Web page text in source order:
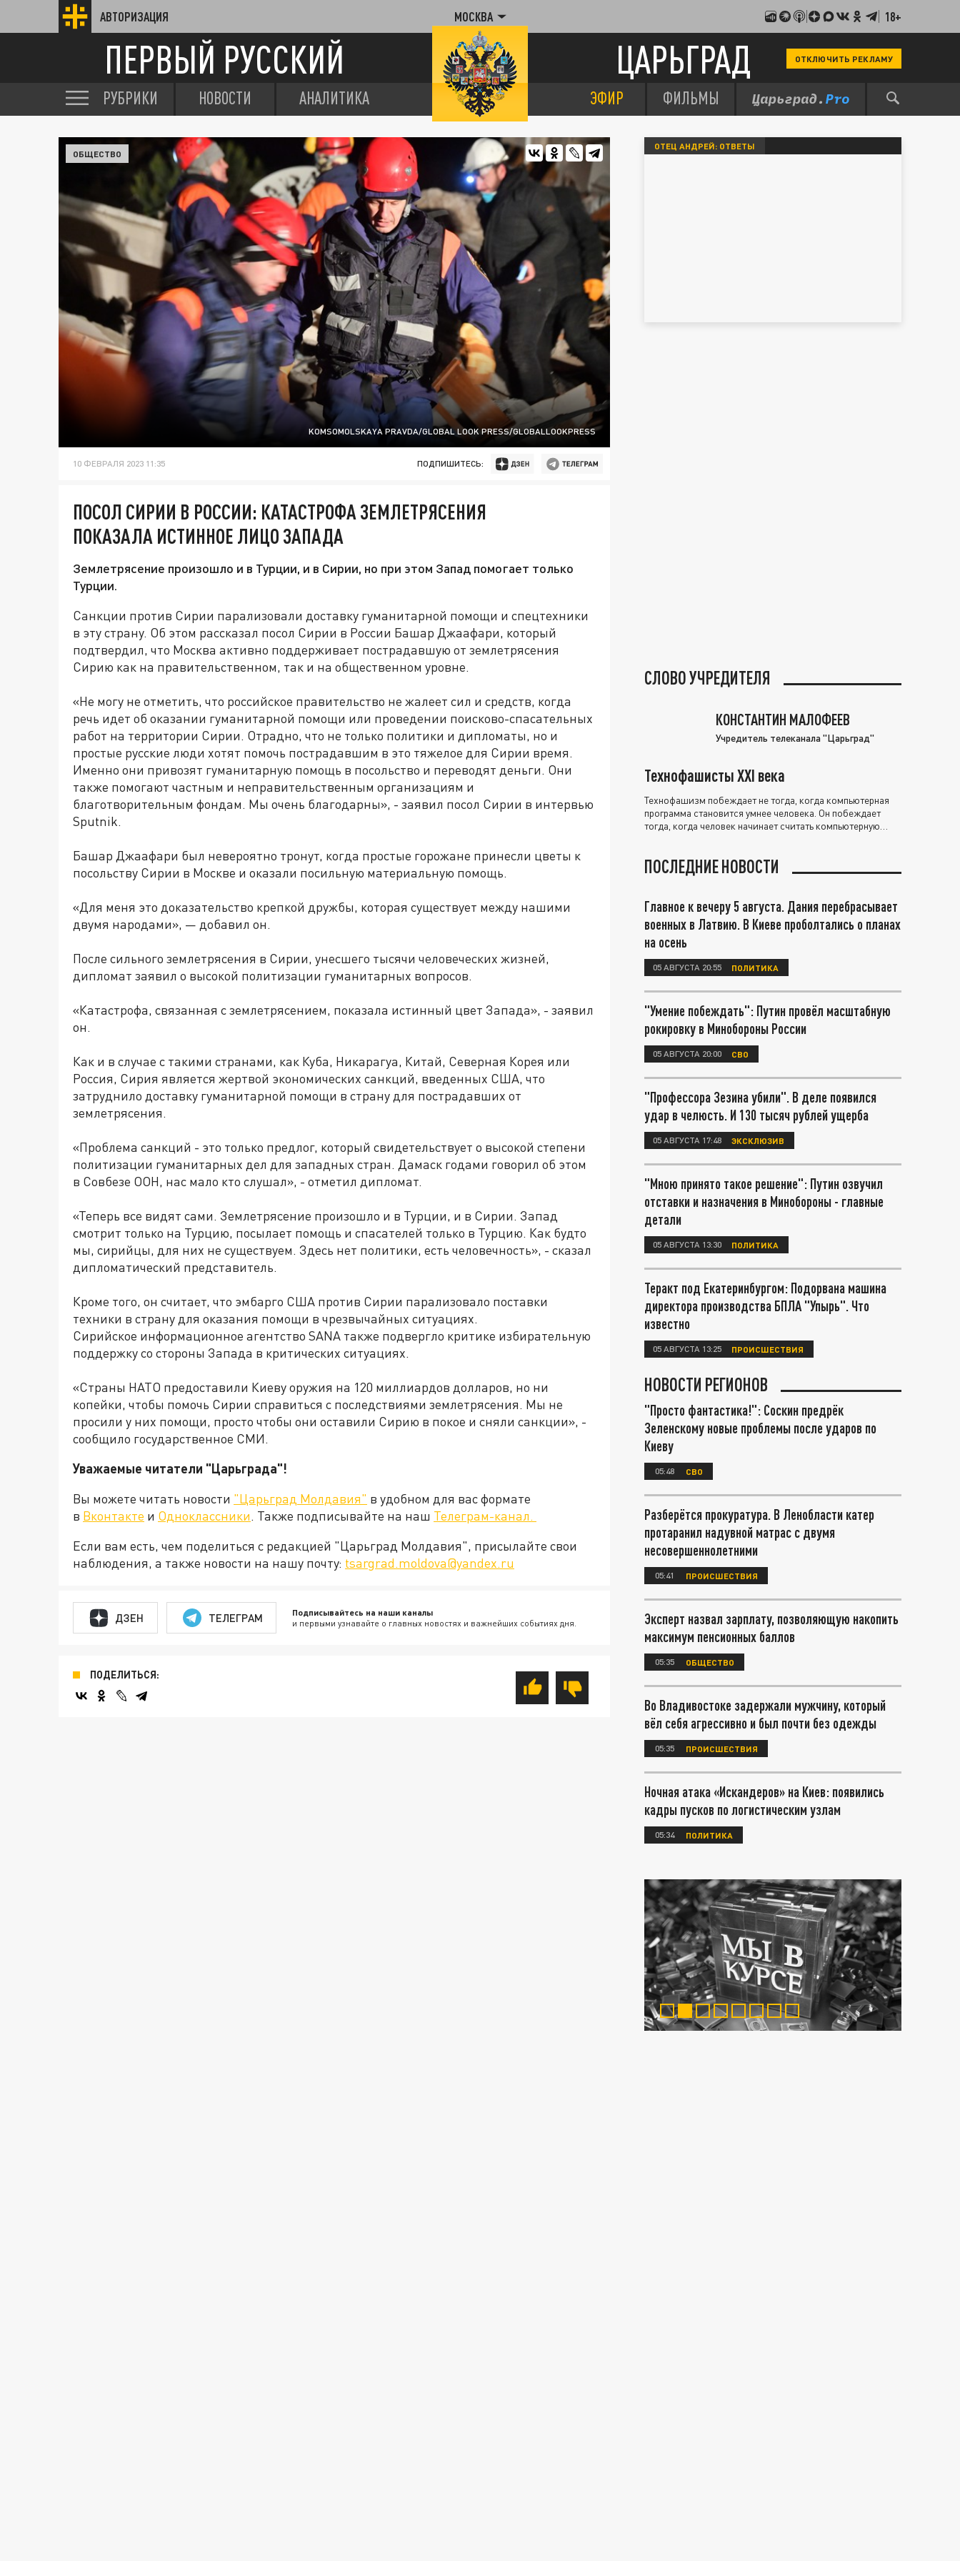
АВТОРИЗАЦИЯ МОСКВА 18+
ПЕРВЫЙ РУССКИЙ ЦАРЬГРАД ОТКЛЮЧИТЬ РЕКЛАМУ
РУБРИКИ НОВОСТИ АНАЛИТИКА ЭФИР ФИЛЬМЫ
KOMSOMOLSKAYA PRAVDA/GLOBAL LOOK PRESS/GLOBALLOOKPRESS
ОБЩЕСТВО
10 ФЕВРАЛЯ 2023 11:35 ПОДПИШИТЕСЬ:
ПОСОЛ СИРИИ В РОССИИ: КАТАСТРОФА ЗЕМЛЕТРЯСЕНИЯ
ПОКАЗАЛА ИСТИННОЕ ЛИЦО ЗАПАДА
Землетрясение произошло и в Турции, и в Сирии, но при этом Запад помогает только
Турции.
Санкции против Сирии парализовали доставку гуманитарной помощи и спецтехники
в эту страну. Об этом рассказал посол Сирии в России Башар Джаафари, который
подтвердил, что Москва активно поддерживает пострадавшую от землетрясения
Сирию как на правительственном, так и на общественном уровне.
«Не могу не отметить, что российское правительство не жалеет сил и средств, когда
речь идет об оказании гуманитарной помощи или проведении поисково-спасательных
работ на территории Сирии. Отрадно, что не только политики и дипломаты, но и
простые русские люди хотят помочь пострадавшим в это тяжелое для Сирии время.
Именно они привозят гуманитарную помощь в посольство и переводят деньги. Они
также помогают частным и неправительственным организациям и
благотворительным фондам. Мы очень благодарны», - заявил посол Сирии в интервью
Sputnik.
Башар Джаафари был невероятно тронут, когда простые горожане принесли цветы к
посольству Сирии в Москве и оказали посильную материальную помощь.
«Для меня это доказательство крепкой дружбы, которая существует между нашими
двумя народами», — добавил он.
После сильного землетрясения в Сирии, унесшего тысячи человеческих жизней,
дипломат заявил о высокой политизации гуманитарных вопросов.
«Катастрофа, связанная с землетрясением, показала истинный цвет Запада», - заявил
он.
Как и в случае с такими странами, как Куба, Никарагуа, Китай, Северная Корея или
Россия, Сирия является жертвой экономических санкций, введенных США, что
затруднило доставку гуманитарной помощи в страну для пострадавших от
землетрясения.
«Проблема санкций - это только предлог, который свидетельствует о высокой степени
политизации гуманитарных дел для западных стран. Дамаск годами говорил об этом
в Совбезе ООН, нас мало кто слушал», - отметил дипломат.
«Теперь все видят сами. Землетрясение произошло и в Турции, и в Сирии. Запад
смотрит только на Турцию, посылает помощь и спасателей только в Турцию. Как будто
мы, сирийцы, для них не существуем. Здесь нет политики, есть человечность», - сказал
дипломатический представитель.
Кроме того, он считает, что эмбарго США против Сирии парализовало поставки
техники в страну для оказания помощи в чрезвычайных ситуациях.
Сирийское информационное агентство SANA также подвергло критике избирательную
поддержку со стороны Запада в критических ситуациях.
«Страны НАТО предоставили Киеву оружия на 120 миллиардов долларов, но ни
копейки, чтобы помочь Сирии справиться с последствиями землетрясения. Мы не
просили у них помощи, просто чтобы они оставили Сирию в покое и сняли санкции», -
сообщило государственное СМИ.
Уважаемые читатели "Царьграда"!
Вы можете читать новости "Царьград Молдавия" в удобном для вас формате
в Вконтакте и Одноклассники. Также подписывайте на наш Телеграм-канал.
Если вам есть, чем поделиться с редакцией "Царьград Молдавия", присылайте свои
наблюдения, а также новости на нашу почту: tsargrad.moldova@yandex.ru
ДЗЕН ТЕЛЕГРАМ Подписывайтесь на наши каналы
и первыми узнавайте о главных новостях и важнейших событиях дня.
ПОДЕЛИТЬСЯ:
ОТЕЦ АНДРЕЙ: ОТВЕТЫ
СЛОВО УЧРЕДИТЕЛЯ
КОНСТАНТИН МАЛОФЕЕВ
Учредитель телеканала "Царьград"
Технофашисты XXI века
Технофашизм побеждает не тогда, когда компьютерная
программа становится умнее человека. Он побеждает
тогда, когда человек начинает считать компьютерную
ПОСЛЕДНИЕ НОВОСТИ
Главное к вечеру 5 августа. Дания перебрасывает
военных в Латвию. В Киеве проболтались о планах
на осень
05 АВГУСТА 20:55 ПОЛИТИКА
"Умение побеждать": Путин провёл масштабную
рокировку в Минобороны России
05 АВГУСТА 20:00 СВО
"Профессора Зезина убили". В деле появился
удар в челюсть. И 130 тысяч рублей ущерба
05 АВГУСТА 17:48 ЭКСКЛЮЗИВ
"Мною принято такое решение": Путин озвучил
отставки и назначения в Минобороны - главные
детали
05 АВГУСТА 13:30 ПОЛИТИКА
Теракт под Екатеринбургом: Подорвана машина
директора производства БПЛА "Упырь". Что
известно
05 АВГУСТА 13:25 ПРОИСШЕСТВИЯ
НОВОСТИ РЕГИОНОВ
"Просто фантастика!": Соскин предрёк
Зеленскому новые проблемы после ударов по
Киеву
05:48 СВО
Разберётся прокуратура. В Ленобласти катер
протаранил надувной матрас с двумя
несовершеннолетними
05:41 ПРОИСШЕСТВИЯ
Эксперт назвал зарплату, позволяющую накопить
максимум пенсионных баллов
05:35 ОБЩЕСТВО
Во Владивостоке задержали мужчину, который
вёл себя агрессивно и был почти без одежды
05:35 ПРОИСШЕСТВИЯ
Ночная атака «Искандеров» на Киев: появились
кадры пусков по логистическим узлам
05:34 ПОЛИТИКА